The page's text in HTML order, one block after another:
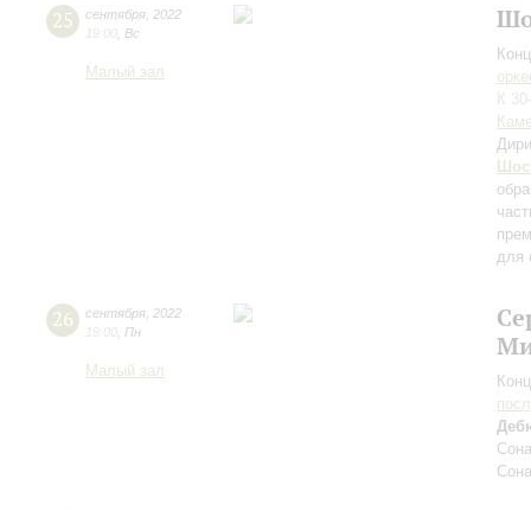
25 сентября 2022
19:00 Вс
Малый зал
К
для
26 сентября 2022
19:00 Пн
Малый зал